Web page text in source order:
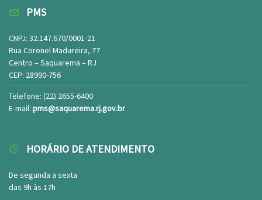
PMS
CNPJ: 32.147.670/0001-21
Rua Coronel Madureira, 77
Centro – Saquarema – RJ
CEP: 28990-756
Telefone: (22) 2655-6400
E-mail: pms@saquarema.rj.gov.br
HORÁRIO DE ATENDIMENTO
De segunda a sexta
das 9h às 17h